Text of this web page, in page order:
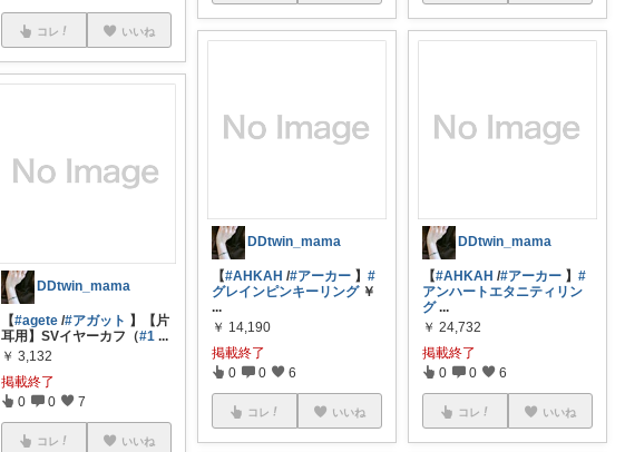
コレ いいね
DDtwin_mama
【#agete /#アガット 】【片
耳用】SVイヤーカフ（#1 ...
￥ 3,132
掲載終了
0 0 7
コレ いいね
DDtwin_mama
【#AHKAH /#アーカー 】#
グレインピンキーリング￥
...
￥ 14,190
掲載終了
0 0 6
コレ いいね
DDtwin_mama
【#AHKAH /#アーカー 】#
アンハートエタニティリン
グ ...
￥ 24,732
掲載終了
0 0 6
コレ いいね